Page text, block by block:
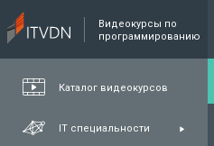
Видеокурсы по
программированию
Каталог видеокурсов
IT специальности
,FullStack